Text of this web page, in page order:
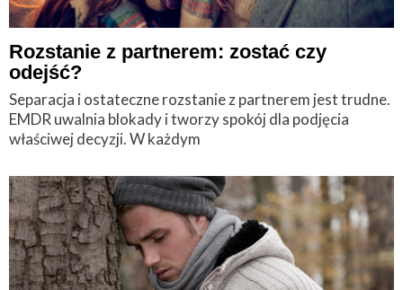
Rozstanie z partnerem: zostać czy
odejść?
Separacja i ostateczne rozstanie z partnerem jest trudne.
EMDR uwalnia blokady i tworzy spokój dla podjęcia
właściwej decyzji. W każdym